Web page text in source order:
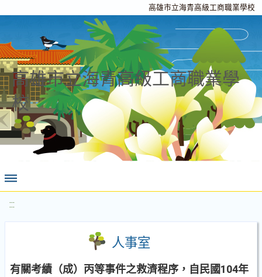
高雄市立海青高級工商職業學校
高雄市立海青高級工商職業學
校
:::
人事室
有關考績（成）丙等事件之救濟程序，自民國104年